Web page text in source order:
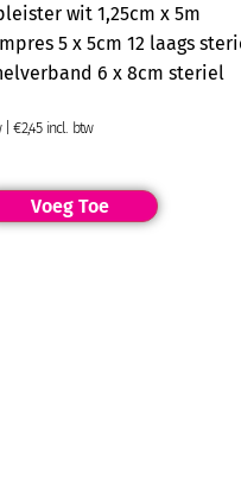
wit 1,25cm x 5m
5 x 5cm 12 laags
6 x 8cm steriel
|€2,45incl. btw
Voeg Toe